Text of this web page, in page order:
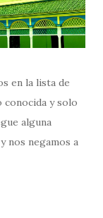
en la lista de
conocida y solo
alguna
nos negamos a